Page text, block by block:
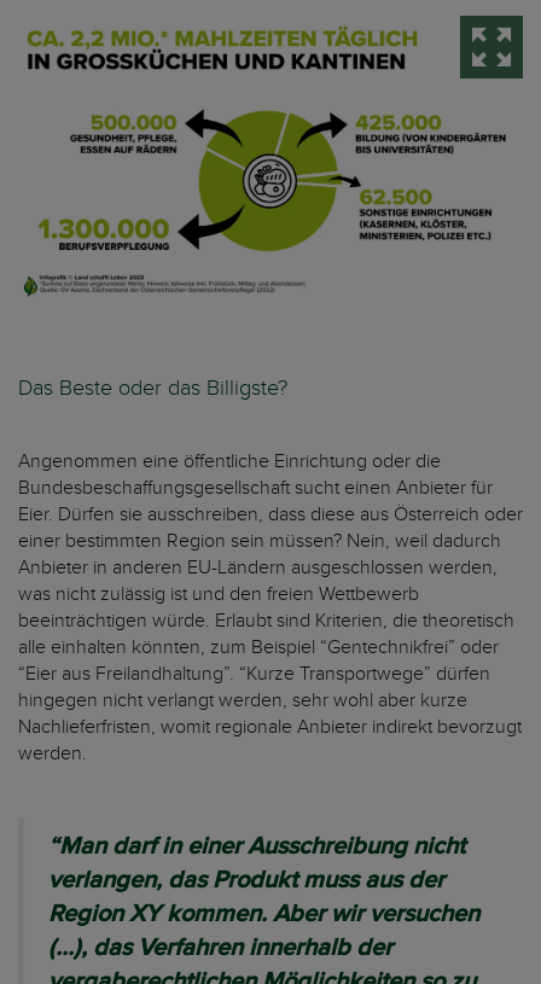
Das Beste oder das Billigste?
Angenommen eine öffentliche Einrichtung oder die
Bundesbeschaffungsgesellschaft sucht einen Anbieter für
Eier. Dürfen sie ausschreiben, dass diese aus Österreich oder
einer bestimmten Region sein müssen? Nein, weil dadurch
Anbieter in anderen EU-Ländern ausgeschlossen werden,
was nicht zulässig ist und den freien Wettbewerb
beeinträchtigen würde. Erlaubt sind Kriterien, die theoretisch
alle einhalten könnten, zum Beispiel “Gentechnikfrei” oder
“Eier aus Freilandhaltung”. “Kurze Transportwege” dürfen
hingegen nicht verlangt werden, sehr wohl aber kurze
Nachlieferfristen, womit regionale Anbieter indirekt bevorzugt
werden.
“Man darf in einer Ausschreibung nicht
verlangen, das Produkt muss aus der
Region XY kommen. Aber wir versuchen
(...), das Verfahren innerhalb der